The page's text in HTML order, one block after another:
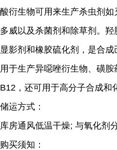
酸衍生物可用来生产杀虫剂
多威以及杀菌剂和除草剂。羟
显影剂和橡胶硫化剂，是合
用于生产异噁唑衍生物、磺
B12，还可用于高分子合成和
储运方式：
库房通风低温干燥; 与氧化剂
购买须知：